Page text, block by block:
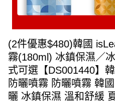
(2件優惠$480)韓國
霧(180ml) 冰鎮保濕／
式可選【DS001440】
防曬噴霧 防曬噴霧 韓
曬 冰鎮保濕 溫和舒緩